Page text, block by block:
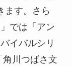
ます。さら
では「アン
イバルシリ
川つばさ文